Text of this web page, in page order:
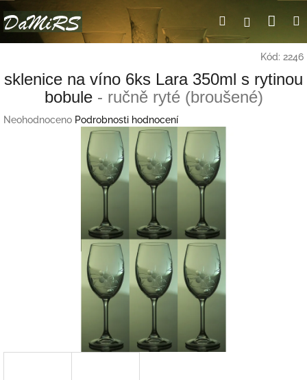
na
obsah
HledatPřihlášení
Kód: 2246
sklenice na víno 6ks Lara 350ml s rytinou
bobule - ručně ryté (broušené)
Průměrné
Neohodnoceno Podrobnosti hodnocení